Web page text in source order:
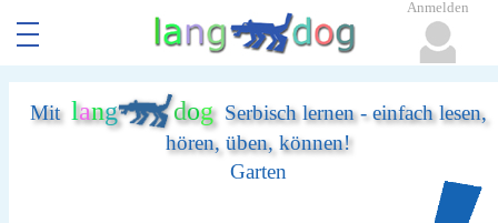
Mit lang dogSerbisch lernen - einfach lesen,
hören, üben, können!
Garten
Anmelden